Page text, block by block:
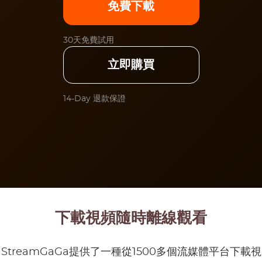
免費下載
30天免費試用
立即購買
14-Day 退款保證
下載視頻隨時離線觀看
StreamGaGa提供了一種從1500多個流媒體平台下載視